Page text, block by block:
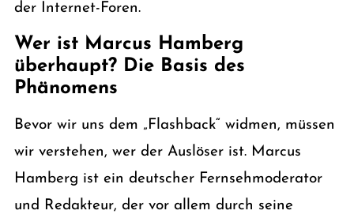
der Internet-Foren.
Wer ist Marcus Hamberg
überhaupt? Die Basis des
Phänomens
Bevor wir uns dem „Flashback“ widmen, müssen
wir verstehen, wer der Auslöser ist. Marcus
Hamberg ist ein deutscher Fernsehmoderator
und Redakteur, der vor allem durch seine